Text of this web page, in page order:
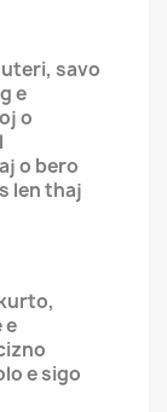
savo
e
o
o bero
len thaj
e
e sigo